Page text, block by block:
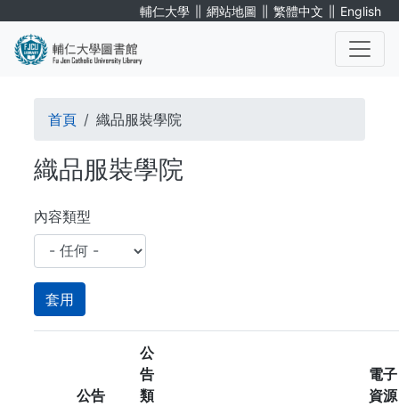
輔仁大學 ∥ 網站地圖 ∥ 繁體中文 ∥ English
導
航
連
結
首頁 織品服裝學院
織品服裝學院
內容類型
公告
公
告
類
電子
資源